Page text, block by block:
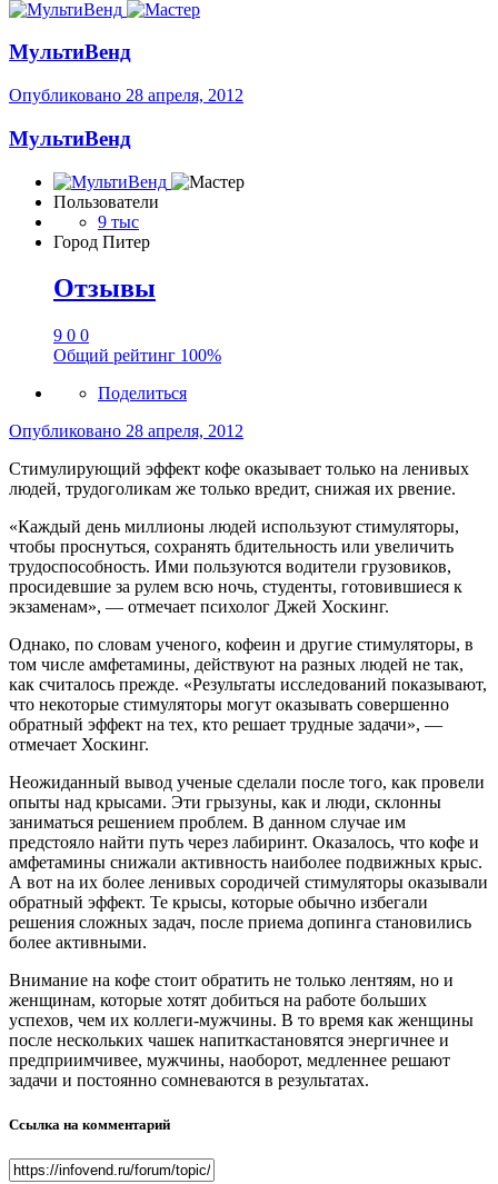
МультиВенд
Опубликовано 28 апреля, 2012
МультиВенд
Пользователи
9 тыс
Город Питер
Отзывы
9 0 0
Общий рейтинг 100%
Поделиться
Опубликовано 28 апреля, 2012
Стимулирующий эффект кофе оказывает только на ленивых
людей, трудоголикам же только вредит, снижая их рвение.
«Каждый день миллионы людей используют стимуляторы,
чтобы проснуться, сохранять бдительность или увеличить
трудоспособность. Ими пользуются водители грузовиков,
просидевшие за рулем всю ночь, студенты, готовившиеся к
экзаменам», — отмечает психолог Джей Хоскинг.
Однако, по словам ученого, кофеин и другие стимуляторы, в
том числе амфетамины, действуют на разных людей не так,
как считалось прежде. «Результаты исследований показывают,
что некоторые стимуляторы могут оказывать совершенно
обратный эффект на тех, кто решает трудные задачи», —
отмечает Хоскинг.
Неожиданный вывод ученые сделали после того, как провели
опыты над крысами. Эти грызуны, как и люди, склонны
заниматься решением проблем. В данном случае им
предстояло найти путь через лабиринт. Оказалось, что кофе и
амфетамины снижали активность наиболее подвижных крыс.
А вот на их более ленивых сородичей стимуляторы оказывали
обратный эффект. Те крысы, которые обычно избегали
решения сложных задач, после приема допинга становились
более активными.
Внимание на кофе стоит обратить не только лентяям, но и
женщинам, которые хотят добиться на работе больших
успехов, чем их коллеги-мужчины. В то время как женщины
после нескольких чашек напиткастановятся энергичнее и
предприимчивее, мужчины, наоборот, медленнее решают
задачи и постоянно сомневаются в результатах.
Ссылка на комментарий